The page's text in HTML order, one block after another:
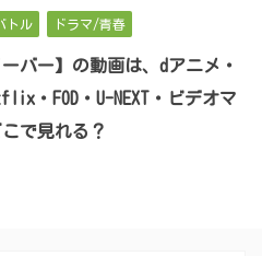
トル ドラマ/青春
ーバー】の動画は、dアニメ・
・FOD・U-NEXT・ビデオマ
で見れる？